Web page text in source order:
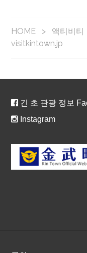
HOME > 액티비티
visitkintown.jp
긴 초 관광 정보
Instagram